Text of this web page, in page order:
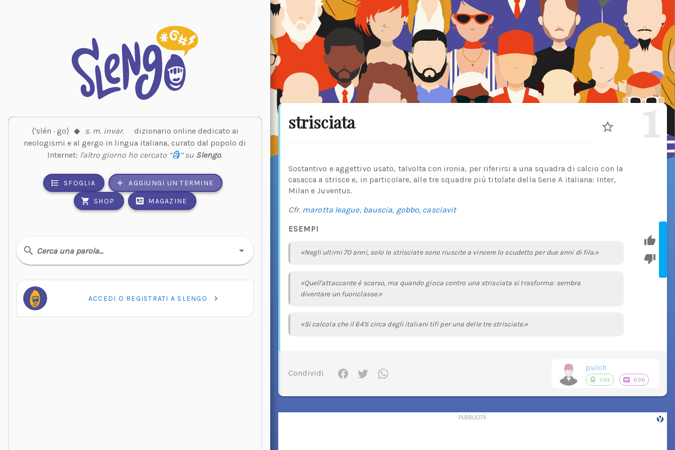
⟨'slén · go⟩ ◆ s. m. invar.
dizionario online dedicato ai
neologismi e al gergo in lingua italiana, curato dal popolo di
Internet: l'altro giorno ho cercato “🗿”su Slengo.
SFOGLIA AGGIUNGI UN TERMINE
SHOP MAGAZINE
Cerca una parola…
ACCEDI O REGISTRATI A SLENGO
strisciata 1
Sostantivo e aggettivo usato, talvolta con ironia, per riferirsi a una squadra di calcio con la
casacca a strisce e, in particolare, alle tre squadre più titolate della Serie A italiana: Inter,
Milan e Juventus.
Cfr. marotta league, bauscia, gobbo, casciavit
ESEMPI
«Negli ultimi 70 anni, solo le strisciate sono riuscite a vincere lo scudetto per due anni di fila.»
«Quell'attaccante è scarso, ma quando gioca contro una strisciata si trasforma: sembra
diventare un fuoriclasse.»
«Si calcola che il 64% circa degli italiani tifi per una delle tre strisciate.»
Condividi
pulch
28k 696